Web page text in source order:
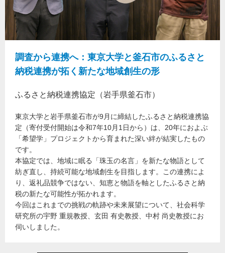
調査から連携へ：東京大学と釜石市のふるさと
納税連携が拓く新たな地域創生の形
ふるさと納税連携協定（岩手県釜石市）
東京大学と岩手県釜石市が9月に締結したふるさと納税連携協
定（寄付受付開始は令和7年10月1日から）は、20年におよぶ
「希望学」プロジェクトから育まれた深い絆が結実したもの
です。
本協定では、地域に眠る「珠玉の名言」を新たな物語として
紡ぎ直し、持続可能な地域創生を目指します。この連携によ
り、返礼品競争ではない、知恵と物語を軸としたふるさと納
税の新たな可能性が拓かれます。
今回はこれまでの挑戦の軌跡や未来展望について、社会科学
研究所の宇野 重規教授、玄田 有史教授、中村 尚史教授にお
伺いしました。